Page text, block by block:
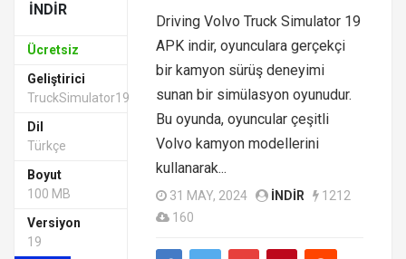
INDIR
Ücretsiz
Geliştirici
TruckSimulator19
Dil
Türkçe
Boyut
100 MB
Versiyon
19
Driving Volvo Truck Simulator 19
APK indir, oyunculara gerçekçi
bir kamyon sürüş deneyimi
sunan bir simülasyon oyunudur.
Bu oyunda, oyuncular çeşitli
Volvo kamyon modellerini
kullanarak...
31 MAY, 2024 INDIR
1212
160